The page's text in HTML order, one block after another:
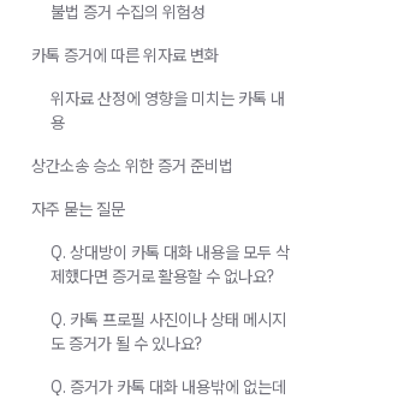
불법 증거 수집의 위험성
카톡 증거에 따른 위자료 변화
위자료 산정에 영향을 미치는 카톡 내
용
상간소송 승소 위한 증거 준비법
자주 묻는 질문
Q. 상대방이 카톡 대화 내용을 모두 삭
제했다면 증거로 활용할 수 없나요?
Q. 카톡 프로필 사진이나 상태 메시지
도 증거가 될 수 있나요?
Q. 증거가 카톡 대화 내용밖에 없는데